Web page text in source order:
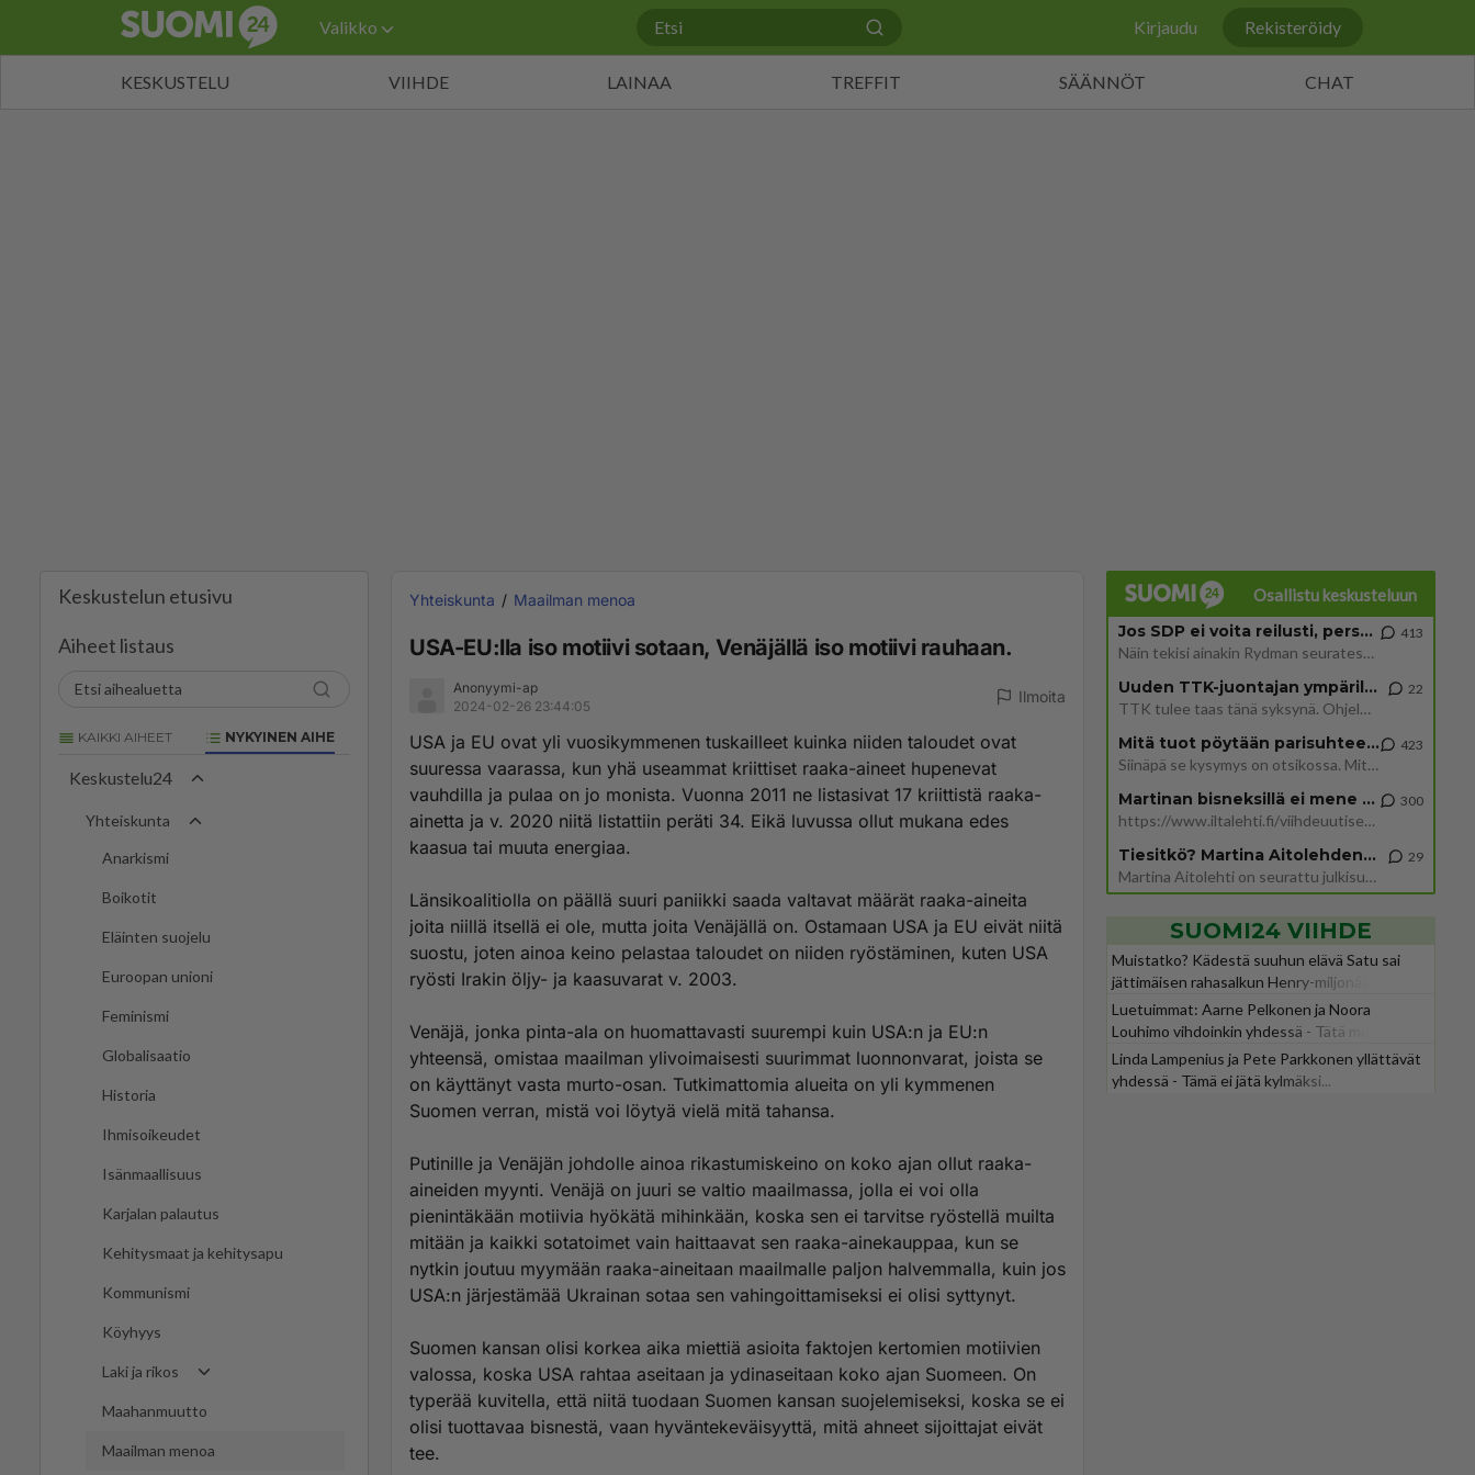
Valikko Kirjaudu Rekisteröidy
KESKUSTELU VIIHDE LAINAA TREFFIT SÄÄNNÖT CHAT
Keskustelun etusivu
Aiheet listaus
KAIKKI AIHEET NYKYINEN AIHE
Keskustelu24
Yhteiskunta
Anarkismi
Boikotit
Eläinten suojelu
Euroopan unioni
Feminismi
Globalisaatio
Historia
Ihmisoikeudet
Isänmaallisuus
Karjalan palautus
Kehitysmaat ja kehitysapu
Kommunismi
Köyhyys
Laki ja rikos
Maahanmuutto
Maailman menoa
Yhteiskunta Maailman menoa
USA-EU:lla iso motiivi sotaan, Venäjällä iso motiivi rauhaan.
Anonyymi-ap
2024-02-26 23:44:05
Ilmoita
USA ja EU ovat yli vuosikymmenen tuskailleet kuinka niiden taloudet ovat
suuressa vaarassa, kun yhä useammat kriittiset raaka-aineet hupenevat
vauhdilla ja pulaa on jo monista. Vuonna 2011 ne listasivat 17 kriittistä raaka-
ainetta ja v. 2020 niitä listattiin peräti 34. Eikä luvussa ollut mukana edes
kaasua tai muuta energiaa.
Länsikoalitiolla on päällä suuri paniikki saada valtavat määrät raaka-aineita
joita niillä itsellä ei ole, mutta joita Venäjällä on. Ostamaan USA ja EU eivät niitä
suostu, joten ainoa keino pelastaa taloudet on niiden ryöstäminen, kuten USA
ryösti Irakin öljy- ja kaasuvarat v. 2003.
Venäjä, jonka pinta-ala on huomattavasti suurempi kuin USA:n ja EU:n
yhteensä, omistaa maailman ylivoimaisesti suurimmat luonnonvarat, joista se
on käyttänyt vasta murto-osan. Tutkimattomia alueita on yli kymmenen
Suomen verran, mistä voi löytyä vielä mitä tahansa.
Putinille ja Venäjän johdolle ainoa rikastumiskeino on koko ajan ollut raaka-
aineiden myynti. Venäjä on juuri se valtio maailmassa, jolla ei voi olla
pienintäkään motiivia hyökätä mihinkään, koska sen ei tarvitse ryöstellä muilta
mitään ja kaikki sotatoimet vain haittaavat sen raaka-ainekauppaa, kun se
nytkin joutuu myymään raaka-aineitaan maailmalle paljon halvemmalla, kuin jos
USA:n järjestämää Ukrainan sotaa sen vahingoittamiseksi ei olisi syttynyt.
Suomen kansan olisi korkea aika miettiä asioita faktojen kertomien motiivien
valossa, koska USA rahtaa aseitaan ja ydinaseitaan koko ajan Suomeen. On
typerää kuvitella, että niitä tuodaan Suomen kansan suojelemiseksi, koska se ei
olisi tuottavaa bisnestä, vaan hyväntekeväisyyttä, mitä ahneet sijoittajat eivät
tee.
Osallistu keskusteluun
Jos SDP ei voita reilusti, persut kumoavat demokratian Suomesta
Näin tekisi ainakin Rydman seuratessaan idolinsa Trumpin mallia https://www.is.fi/politiikka/art-2000012187244.html
413
Uuden TTK-juontajan ympärillä epätietoisuus sakenee - Nyt MTV hämmentää soppaa
TTK tulee taas tänä syksynä. Ohjelman uudet tähtioppilaat julkistetaan torstaina 6. elokuuta klo 14 alkavassa lehdistö
22
Mitä tuot pöytään parisuhteessa?
Siinäpä se kysymys on otsikossa. Mitäpä siis tuot/toisit pöytään parisuhteessa? Oletko mies vai nainen? Koetko sen mitä
423
Martinan bisneksillä ei mene hyvin
https://www.iltalehti.fi/viihdeuutiset/a/c46da6ab-340f-4790-aaa7-0865eed2336 Yrityksen konkurssihakemus on tullut kärä
300
Tiesitkö? Martina Aitolehden isäpuoli on tämä suosittu laulaja
Martina Aitolehti on seurattu julkisuuden henkilö. Lähipiiriin mahtuu muitakin tunnettuja henkilöitä. Tiesitkö, että Ma
29
SUOMI24 VIIHDE
Muistatko? Kädestä suuhun elävä Satu sai
jättimäisen rahasalkun Henry-miljonääriltä
Luetuimmat: Aarne Pelkonen ja Noora
Louhimo vihdoinkin yhdessä - Tätä moni jo
odotti
Linda Lampenius ja Pete Parkkonen yllättävät
yhdessä - Tämä ei jätä kylmäksi...